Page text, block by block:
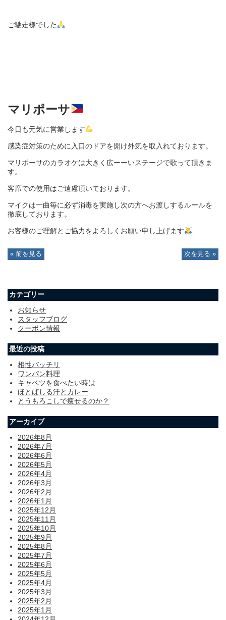
ご馳走様でした
マ リポーサ
今日も元気に営業します
感染症対策のために入口のドアを開け外気を取入れております。
マリポーサのカラオケは大きく広ーーいステージで歌って頂きま
す。
客席での使用はご遠慮頂いております。
マイクは一曲毎に必ず消毒を実施し次の方へお渡しするルールを
徹底しております。
お客様のご理解とご協力をよろしくお願い申し上げます
« 前を見る 次を見る »
カテゴリー
お知らせ
スタッフブログ
クーポン情報
最近の投稿
相性バッチリ
ワンパン料理
キャベツを食べたい時は
ほとばしる汗とカレー
とうもろこしで痩せるのか？
アーカイブ
2026年8月
2026年7月
2026年6月
2026年5月
2026年4月
2026年3月
2026年2月
2026年1月
2025年12月
2025年11月
2025年10月
2025年9月
2025年8月
2025年7月
2025年6月
2025年5月
2025年4月
2025年3月
2025年2月
2025年1月